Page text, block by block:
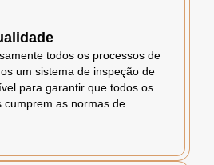
todos os processos de
um sistema de inspeção de
para garantir que todos os
cumprem as normas de